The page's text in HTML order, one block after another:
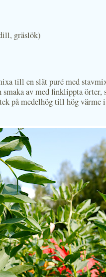
gräslök)
till en slät puré med
av med finklippta örter,
på medelhög till hög värme